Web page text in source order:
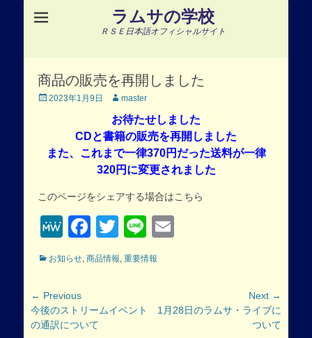
ラムサの学校
ＲＳＥ日本語オフィシャルサイト
商品の販売を再開しました
Posted
2023年1月9日 Author
master
お待たせしました
CDと書籍の販売を再開しました
また、これまで一律370円だった送料が一律
320円に変更されました
このページをシェアする場合はこちら
MeWeFacebook
Twitter
Line
Categories
お知らせ, 商品情報, 重要情報
投
稿
ナ
← Previous
Previous
post:
今後のストリームイベント
の通訳について
Next →
Next
1月28日のラムサ・ライブに
ついて